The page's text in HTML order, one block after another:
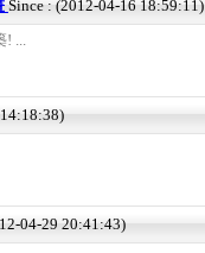
Since : (2012-04-16 18:59:11)
! ...
04-29 20:41:43)